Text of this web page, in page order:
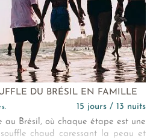
les saveurs du Brésil revisitées par
restaurants étoilés caresseront
grande plage de Copacabana et
de Janeiro alimenteront de la
escapade carioca.
DU BRÉSIL EN FAMILLE
15 jours / 13 nuits
au Brésil, où chaque étape est une
chaud caressant la peau et